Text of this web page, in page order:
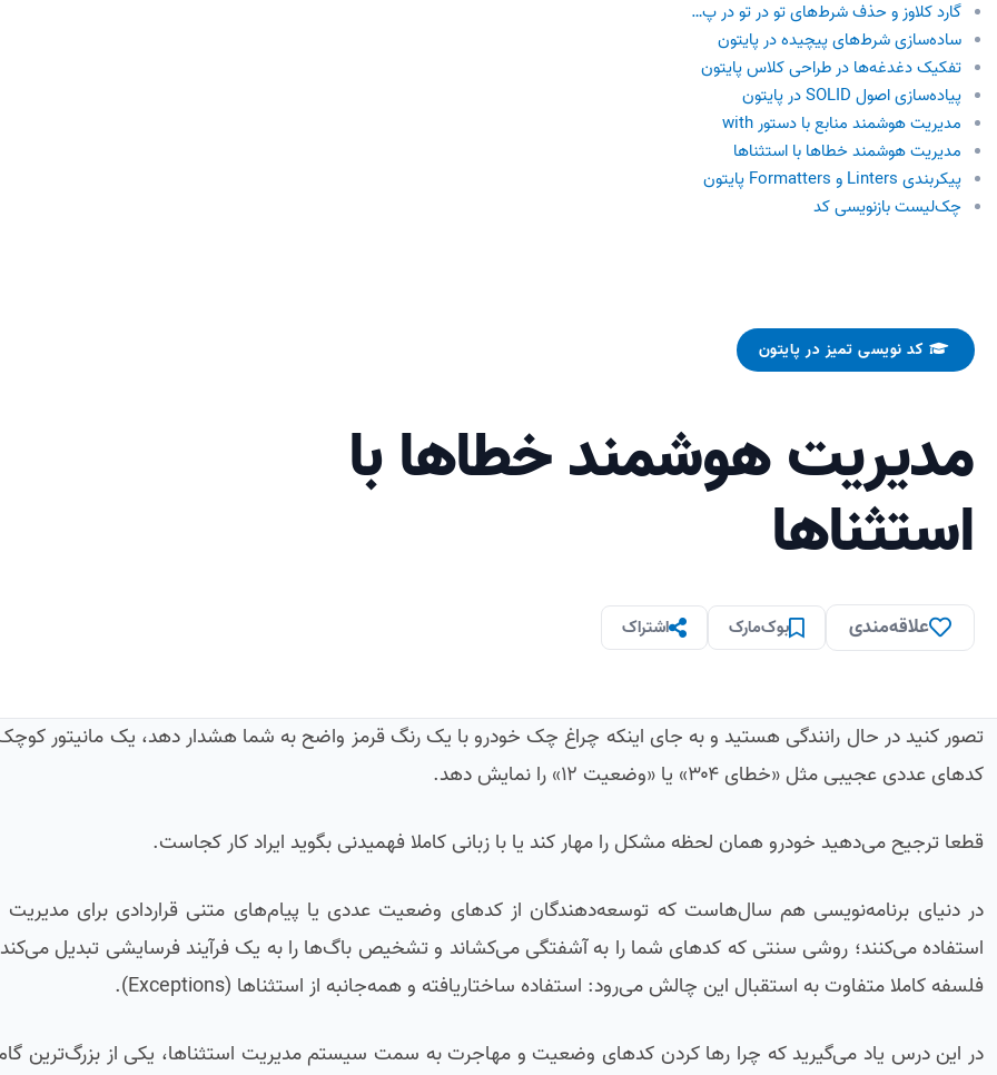
گارد کلاوز و حذف شرط‌های تو در تو در پ…
ساده‌سازی شرط‌های پیچیده در پایتون
تفکیک دغدغه‌ها در طراحی کلاس پایتون
پیاده‌سازی اصول SOLID در پایتون
مدیریت هوشمند منابع با دستور with
مدیریت هوشمند خطاها با استثناها
پیکربندی Linters و Formatters پایتون
چک‌لیست بازنویسی کد
کد نویسی تمیز در پایتون
مدیریت هوشمند خطاها با
استثناها
علاقه‌مندی بوک‌مارک اشتراک
تصور کنید در حال رانندگی هستید و به جای اینکه چراغ چک خودرو با یک رنگ قرمز واضح به شما هشدار دهد، یک مانیتور
کدهای عددی عجیبی مثل «خطای ۳۰۴» یا «وضعیت ۱۲» را نمایش دهد.
قطعا ترجیح می‌دهید خودرو همان لحظه مشکل را مهار کند یا با زبانی کاملا فهمیدنی بگوید ایراد کار کجاست.
در دنیای برنامه‌نویسی هم سال‌هاست که توسعه‌دهندگان از کدهای وضعیت عددی یا پیام‌های متنی قراردادی برای مدیریت
استفاده می‌کنند؛ روشی سنتی که کدهای شما را به آشفتگی می‌کشاند و تشخیص باگ‌ها را به یک فرآیند فرسایشی تبدیل
فلسفه کاملا متفاوت به استقبال این چالش می‌رود: استفاده ساختاریافته و همه‌جانبه از استثناها (Exceptions).
در این درس یاد می‌گیرید که چرا رها کردن کدهای وضعیت و مهاجرت به سمت سیستم مدیریت استثناها، یکی از بزرگ‌ترین